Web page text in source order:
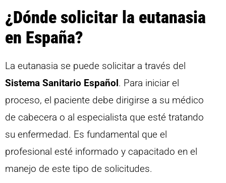
¿Dónde solicitar la eutanasia
en España?
La eutanasia se puede solicitar a través del
Sistema Sanitario Español. Para iniciar el
proceso, el paciente debe dirigirse a su médico
de cabecera o al especialista que esté tratando
su enfermedad. Es fundamental que el
profesional esté informado y capacitado en el
manejo de este tipo de solicitudes.